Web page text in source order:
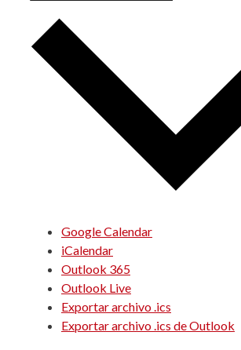
Google Calendar
iCalendar
Outlook 365
Outlook Live
Exportar archivo .ics
Exportar archivo .ics de Outlook